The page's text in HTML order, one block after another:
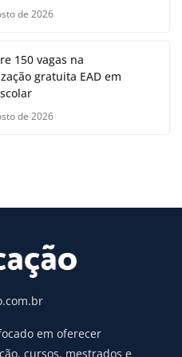
de 2026
150 vagas na
gratuita EAD em
de 2026
em oferecer
cursos, mestrados e